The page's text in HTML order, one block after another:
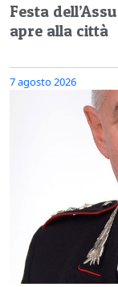
Festa
apre alla città
7 agosto 2026